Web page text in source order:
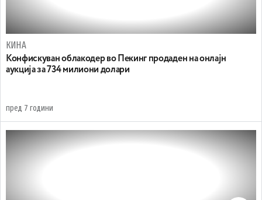
КИНА
Конфискуван облакодер во Пекинг продаден на онлајн
аукција за 734 милиони долари
пред 7 години